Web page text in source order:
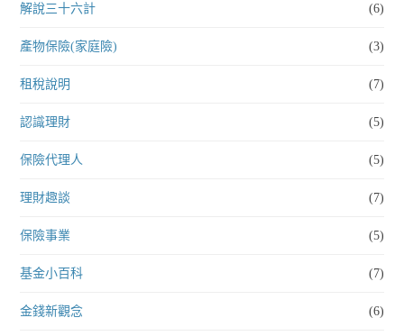
解說三十六計 (6)
產物保險(家庭險) (3)
租稅說明 (7)
認識理財 (5)
保險代理人 (5)
理財趣談 (7)
保險事業 (5)
基金小百科 (7)
金錢新觀念 (6)